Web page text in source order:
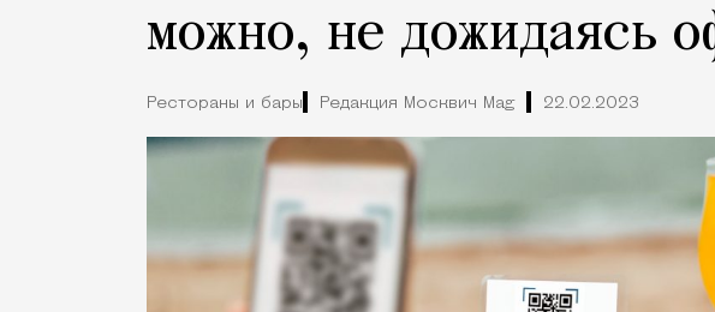
можно, не дожидаясь
Рестораны и бары Редакция Москвич Mag 22.02.2023